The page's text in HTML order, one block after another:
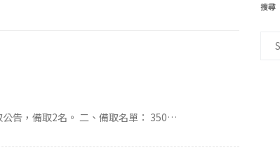
告，備取2名。 二、備取名單： 350…
搜尋
for: